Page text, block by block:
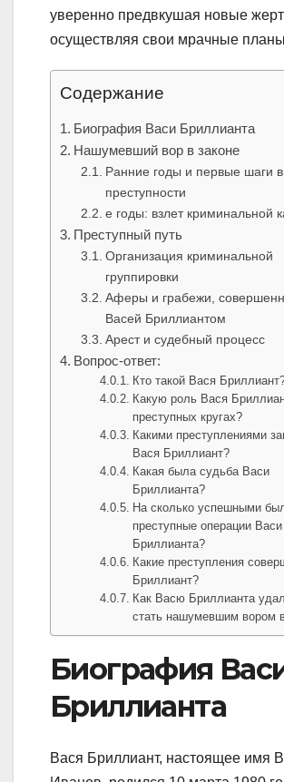
уверенно предвкушая новые
осуществляя свои мрачные
Содержание
Биография Васи Бриллианта
Нашумевший вор в законе
Ранние годы и первые шаги
преступности
е годы: взлет криминальной
Преступный путь
Организация криминальной
группировки
Аферы и грабежи,
Васей Бриллиантом
Арест и судебный процесс
Вопрос-ответ:
Кто такой Вася
Какую роль Вася
преступных кругах?
Какими преступлениями
Вася Бриллиант?
Какая была судьба Васи
Бриллианта?
На сколько успешными
преступные операции Васи
Бриллианта?
Какие преступления
Бриллиант?
Как Васю Бриллианта
стать нашумевшим вором
Биография
Бриллианта
Вася Бриллиант, настоящее имя